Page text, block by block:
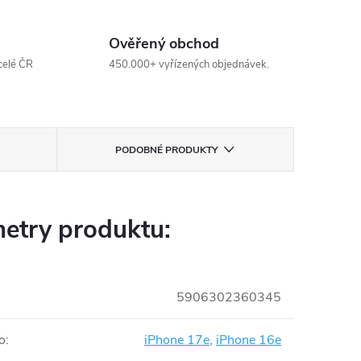
ČR
Ověřený obchod
450.000+ vyřízených objednávek.
PODOBNÉ PRODUKTY
produktu:
5906302360345
: iPhone 17e, iPhone 16e